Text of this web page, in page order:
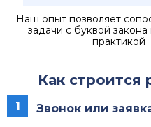
Наш опыт позволяет
задачи с буквой
практикой
Как строится
1 Звонок или